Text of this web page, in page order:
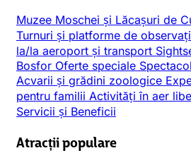
Muzee Moschei și Lăcașuri de
Turnuri și platforme de
la/la aeroport și transport
Bosfor Oferte speciale
Acvarii și grădini zoologice
pentru familii Activități în aer
Servicii și Beneficii
Atracții populare